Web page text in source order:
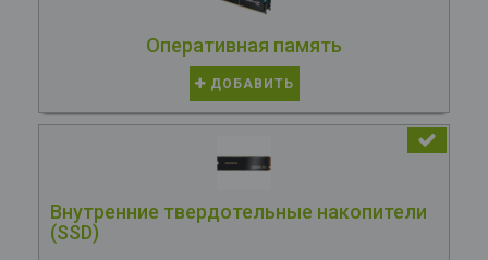
Оперативная память
ДОБАВИТЬ
Внутренние твердотельные накопители
(SSD)